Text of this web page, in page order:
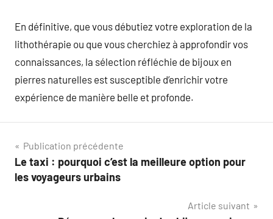
En définitive, que vous débutiez votre exploration de la
lithothérapie ou que vous cherchiez à approfondir vos
connaissances, la sélection réfléchie de bijoux en
pierres naturelles est susceptible d’enrichir votre
expérience de manière belle et profonde.
Navigation
de
Publication précédente
Le taxi : pourquoi c’est la meilleure option pour
les voyageurs urbains
Article suivant